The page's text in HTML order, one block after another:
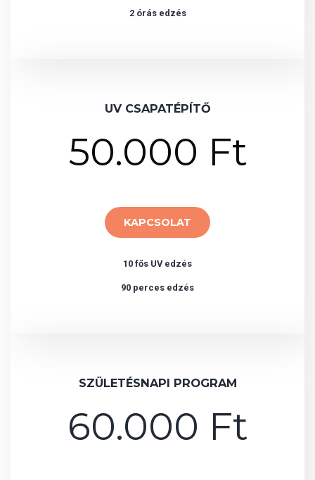
2 órás edzés
UV CSAPATÉPÍTŐ
50.000 Ft
KAPCSOLAT
10 fős UV edzés
90 perces edzés
SZÜLETÉSNAPI PROGRAM
60.000 Ft